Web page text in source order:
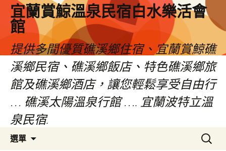
宜蘭賞鯨溫泉民宿白水樂活會
館
提供多間優質礁溪鄉住宿、宜蘭賞鯨礁
溪鄉民宿、礁溪鄉飯店、特色礁溪鄉旅
館及礁溪鄉酒店，讓您輕鬆享受自由行
… 礁溪太陽溫泉行館 …. 宜蘭波特立溫
泉民宿.
選單
搜
尋